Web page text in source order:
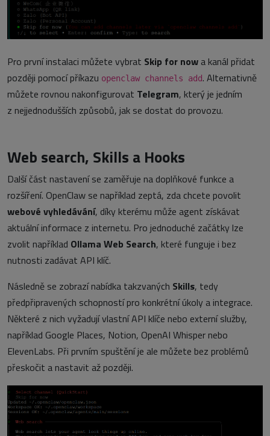
Pro první instalaci můžete vybrat Skip for now a kanál přidat
později pomocí příkazu openclaw channels add. Alternativně
můžete rovnou nakonfigurovat Telegram, který je jedním
z nejjednodušších způsobů, jak se dostat do provozu.
Web search, Skills a Hooks
Další část nastavení se zaměřuje na doplňkové funkce a
rozšíření. OpenClaw se například zeptá, zda chcete povolit
webové vyhledávání, díky kterému může agent získávat
aktuální informace z internetu. Pro jednoduché začátky lze
zvolit například Ollama Web Search, které funguje i bez
nutnosti zadávat API klíč.
Následně se zobrazí nabídka takzvaných Skills, tedy
předpřipravených schopností pro konkrétní úkoly a integrace.
Některé z nich vyžadují vlastní API klíče nebo externí služby,
například Google Places, Notion, OpenAI Whisper nebo
ElevenLabs. Při prvním spuštění je ale můžete bez problémů
přeskočit a nastavit až později.